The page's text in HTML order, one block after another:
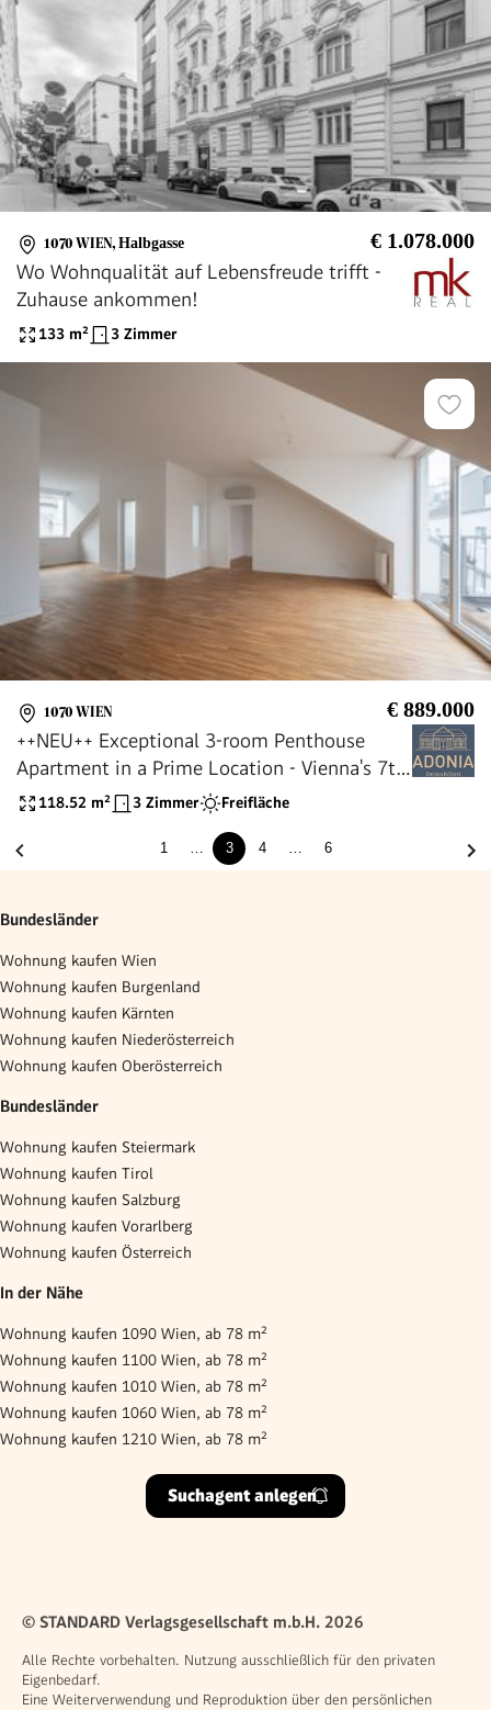
1070 WIEN, Halbgasse € 1.078.000
Wo Wohnqualität auf Lebensfreude trifft -
Zuhause ankommen!
133 m² 3 Zimmer
1070 WIEN € 889.000
++NEU++ Exceptional 3-room Penthouse
Apartment in a Prime Location - Vienna's 7th
District
118.52 m² 3 Zimmer Freifläche
1 3 4 6
Bundesländer
Wohnung kaufen Wien
Wohnung kaufen Burgenland
Wohnung kaufen Kärnten
Wohnung kaufen Niederösterreich
Wohnung kaufen Oberösterreich
Bundesländer
Wohnung kaufen Steiermark
Wohnung kaufen Tirol
Wohnung kaufen Salzburg
Wohnung kaufen Vorarlberg
Wohnung kaufen Österreich
In der Nähe
Wohnung kaufen 1090 Wien, ab 78 m²
Wohnung kaufen 1100 Wien, ab 78 m²
Wohnung kaufen 1010 Wien, ab 78 m²
Wohnung kaufen 1060 Wien, ab 78 m²
Wohnung kaufen 1210 Wien, ab 78 m²
Suchagent anlegen
© STANDARD Verlagsgesellschaft m.b.H. 2026
Alle Rechte vorbehalten. Nutzung ausschließlich für den privaten
Eigenbedarf.
Eine Weiterverwendung und Reproduktion über den persönlichen